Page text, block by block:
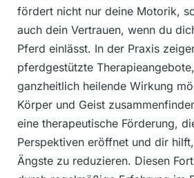
fördert nicht nur deine Motorik,
auch dein Vertrauen, wenn du
Pferd einlässt. In der Praxis
pferdgestützte
ganzheitlich heilende Wirkung
Körper und Geist
eine therapeutische Förderung,
Perspektiven eröffnet und dir
Ängste zu reduzieren. Diesen